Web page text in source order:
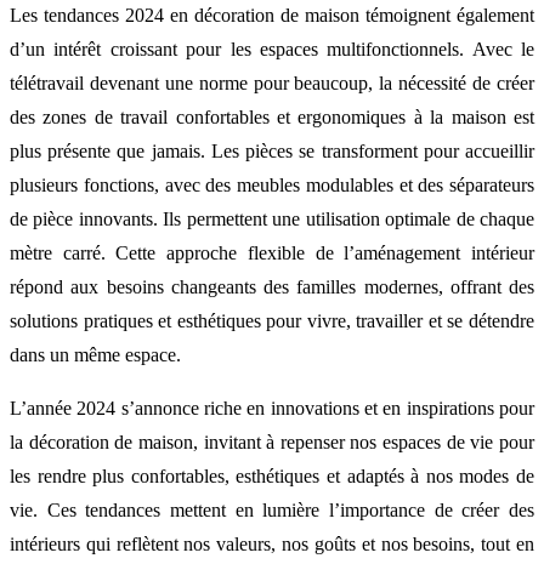
Les tendances 2024 en décoration de maison témoignent également
d’un intérêt croissant pour les espaces multifonctionnels. Avec le
télétravail devenant une norme pour beaucoup, la nécessité de créer
des zones de travail confortables et ergonomiques à la maison est
plus présente que jamais. Les pièces se transforment pour accueillir
plusieurs fonctions, avec des meubles modulables et des séparateurs
de pièce innovants. Ils permettent une utilisation optimale de chaque
mètre carré. Cette approche flexible de l’aménagement intérieur
répond aux besoins changeants des familles modernes, offrant des
solutions pratiques et esthétiques pour vivre, travailler et se détendre
dans un même espace.
L’année 2024 s’annonce riche en innovations et en inspirations pour
la décoration de maison, invitant à repenser nos espaces de vie pour
les rendre plus confortables, esthétiques et adaptés à nos modes de
vie. Ces tendances mettent en lumière l’importance de créer des
intérieurs qui reflètent nos valeurs, nos goûts et nos besoins, tout en